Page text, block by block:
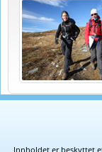
Innholdet er beskyttet